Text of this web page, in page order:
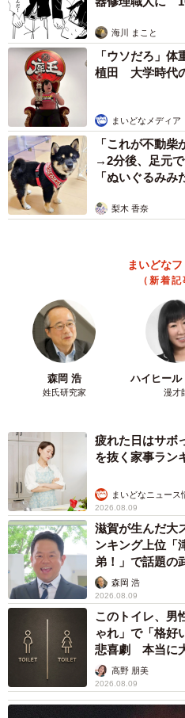
海川 まこと
「ウソだろ」
植田 大学時代
まいどなメディア
「これが不動
→2分後、足元
「ぬいぐるみみ
梨木 香奈
まいどな
（新着記
森岡 浩
姓氏研究家
ハイヒール
漫才
疲れた日はサボ
を抜く家事ラン
まいどなニュース
2026.08.09
滋賀が生んだ大
ンキング上位
弟！」で話題の
森岡 浩
2026.08.09
このトイレ、男
ゃれ」で「格好
悲喜劇 本当に
く…高野 朋美
2026.08.09